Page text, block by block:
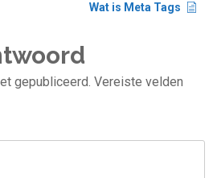
Wat is Meta Tags
gepubliceerd. Vereiste velden